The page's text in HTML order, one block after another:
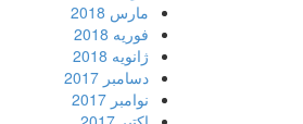
مارس 2018
فوریه 2018
ژانویه 2018
دسامبر 2017
نوامبر 2017